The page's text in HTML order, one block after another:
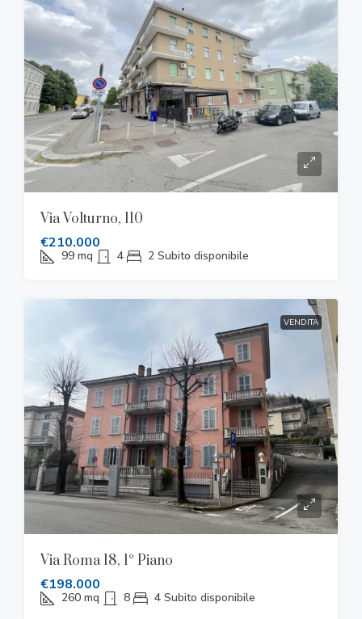
Via Volturno, 110
€210.000
99 mq 4 2 Subito disponibile
VENDITA
Via Roma 18, 1° Piano
€198.000
260 mq 8 4 Subito disponibile